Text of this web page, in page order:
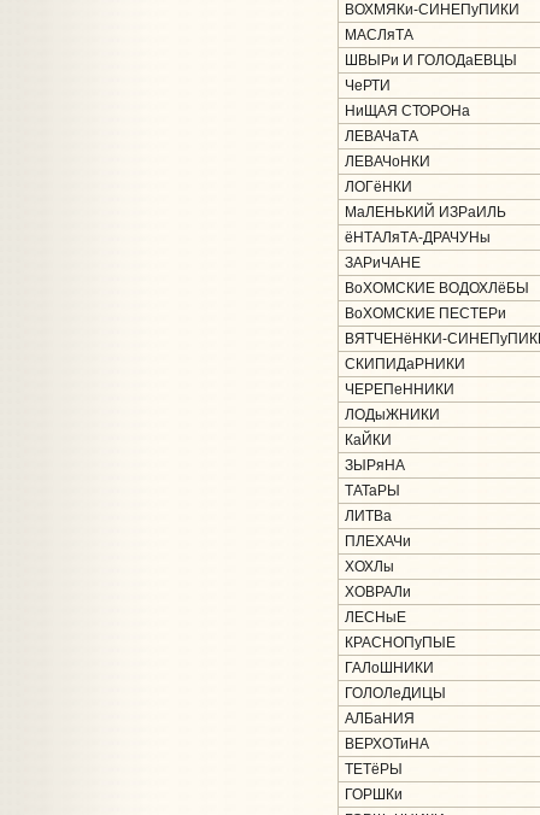
ВОХМЯКи-СИНЕПуПИКИ
МАСЛяТА
ШВЫРи И ГОЛОДаЕВЦЫ
ЧеРТИ
НиЩАЯ СТОРОНа
ЛЕВАЧаТА
ЛЕВАЧоНКИ
ЛОГёНКИ
МаЛЕНЬКИЙ ИЗРаИЛЬ
ёНТАЛяТА-ДРАЧУНы
ЗАРиЧАНЕ
ВоХОМСКИЕ ВОДОХЛёБЫ
ВоХОМСКИЕ ПЕСТЕРи
ВЯТЧЕНёНКИ-
СКИПИДаРНИКИ
ЧЕРЕПеННИКИ
ЛОДыЖНИКИ
КаЙКИ
ЗЫРяНА
ТАТаРЫ
ЛИТВа
ПЛЕХАЧи
ХОХЛы
ХОВРАЛи
ЛЕСНыЕ
КРАСНОПуПЫЕ
ГАЛоШНИКИ
ГОЛОЛеДИЦЫ
АЛБаНИЯ
ВЕРХОТиНА
ТЕТёРЫ
ГОРШКи